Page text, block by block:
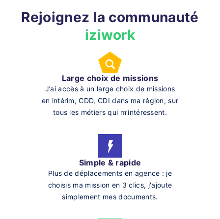
Rejoignez la communauté
iziwork
Large choix de missions
J’ai accès à un large choix de missions
en intérim, CDD, CDI dans ma région, sur
tous les métiers qui m’intéressent.
Simple & rapide
Plus de déplacements en agence : je
choisis ma mission en 3 clics, j'ajoute
simplement mes documents.